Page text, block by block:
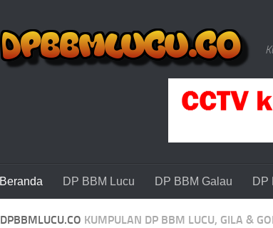
Beranda DP BBM Lucu DP BBM Galau DP
DPBBMLUCU.CO KUMPULAN DP BBM LUCU, GILA &